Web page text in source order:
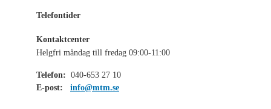
Telefontider
Kontaktcenter
Helgfri måndag till fredag 09:00-11:00
Telefon: 040-653 27 10
E-post:
info@mtm.se